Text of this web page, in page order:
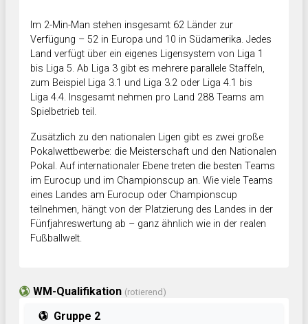
Im 2-Min-Man stehen insgesamt 62 Länder zur
Verfügung – 52 in Europa und 10 in Südamerika. Jedes
Land verfügt über ein eigenes Ligensystem von Liga 1
bis Liga 5. Ab Liga 3 gibt es mehrere parallele Staffeln,
zum Beispiel Liga 3.1 und Liga 3.2 oder Liga 4.1 bis
Liga 4.4. Insgesamt nehmen pro Land 288 Teams am
Spielbetrieb teil.
Zusätzlich zu den nationalen Ligen gibt es zwei große
Pokalwettbewerbe: die Meisterschaft und den Nationalen
Pokal. Auf internationaler Ebene treten die besten Teams
im Eurocup und im Championscup an. Wie viele Teams
eines Landes am Eurocup oder Championscup
teilnehmen, hängt von der Platzierung des Landes in der
Fünfjahreswertung ab – ganz ähnlich wie in der realen
Fußballwelt.
WM-Qualifikation (rotierend)
Gruppe 2